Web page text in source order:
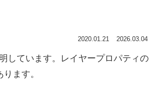
2020.01.21 2026.03.04
しています。レイヤープロパティの
ます。